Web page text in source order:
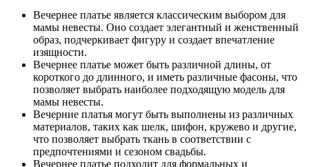
Вечернее платье является классическим выбором для
мамы невесты. Оно создает элегантный и женственный
образ, подчеркивает фигуру и создает впечатление
изящности.
Вечернее платье может быть различной длины, от
короткого до длинного, и иметь различные фасоны, что
позволяет выбрать наиболее подходящую модель для
мамы невесты.
Вечерние платья могут быть выполнены из различных
материалов, таких как шелк, шифон, кружево и другие,
что позволяет выбрать ткань в соответствии с
предпочтениями и сезоном свадьбы.
Вечернее платье подходит для формальных и